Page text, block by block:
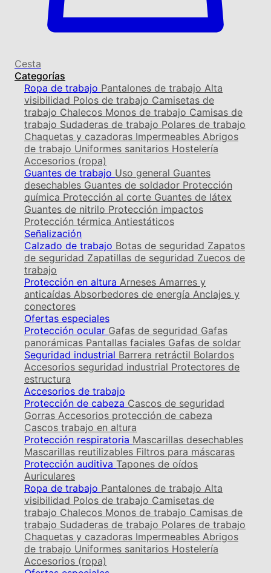
Cesta
Categorías
Ropa de trabajo Pantalones de trabajo Alta
visibilidad Polos de trabajo Camisetas de
trabajo Chalecos Monos de trabajo Camisas de
trabajo Sudaderas de trabajo Polares de trabajo
Chaquetas y cazadoras Impermeables Abrigos
de trabajo Uniformes sanitarios Hostelería
Accesorios (ropa)
Guantes de trabajo Uso general Guantes
desechables Guantes de soldador Protección
química Protección al corte Guantes de látex
Guantes de nitrilo Protección impactos
Protección térmica Antiestáticos
Señalización
Calzado de trabajo Botas de seguridad Zapatos
de seguridad Zapatillas de seguridad Zuecos de
trabajo
Protección en altura Arneses Amarres y
anticaídas Absorbedores de energía Anclajes y
conectores
Ofertas especiales
Protección ocular Gafas de seguridad Gafas
panorámicas Pantallas faciales Gafas de soldar
Seguridad industrial Barrera retráctil Bolardos
Accesorios seguridad industrial Protectores de
estructura
Accesorios de trabajo
Protección de cabeza Cascos de seguridad
Gorras Accesorios protección de cabeza
Cascos trabajo en altura
Protección respiratoria Mascarillas desechables
Mascarillas reutilizables Filtros para máscaras
Protección auditiva Tapones de oídos
Auriculares
Ropa de trabajo Pantalones de trabajo Alta
visibilidad Polos de trabajo Camisetas de
trabajo Chalecos Monos de trabajo Camisas de
trabajo Sudaderas de trabajo Polares de trabajo
Chaquetas y cazadoras Impermeables Abrigos
de trabajo Uniformes sanitarios Hostelería
Accesorios (ropa)